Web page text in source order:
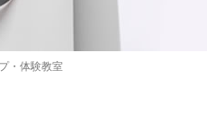
・体験教室